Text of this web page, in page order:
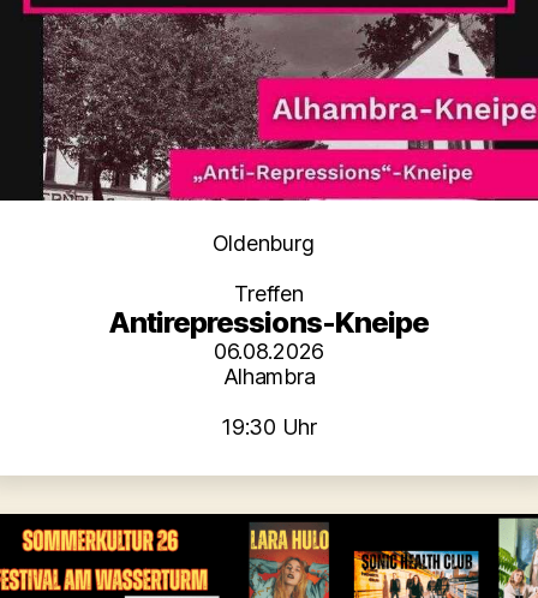
Kategorien
Oldenburg
Treffen
Antirepressions-Kneipe
06.08.2026
Alhambra
19:30 Uhr